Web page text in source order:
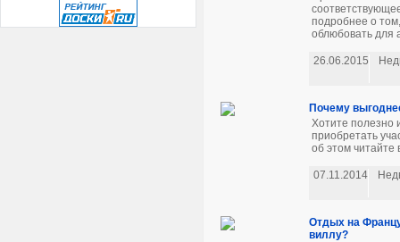
подробнее о
облюбовать для
26.06.2015
Почему
Хотите полезно
приобретать
об этом читайте
07.11.2014
Отдых на
виллу?